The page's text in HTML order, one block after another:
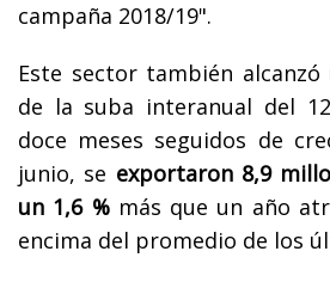
campaña 2018/19".
Este sector también alcanzó
de la suba interanual del
doce meses seguidos de
junio, se exportaron 8,9
un 1,6 %más que un año
encima del promedio de los